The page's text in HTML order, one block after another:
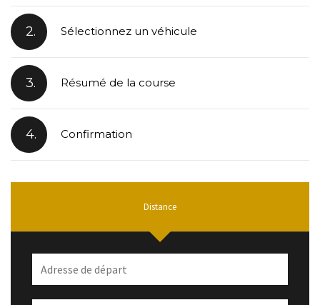
2. Sélectionnez un véhicule
3. Résumé de la course
4. Confirmation
Distance